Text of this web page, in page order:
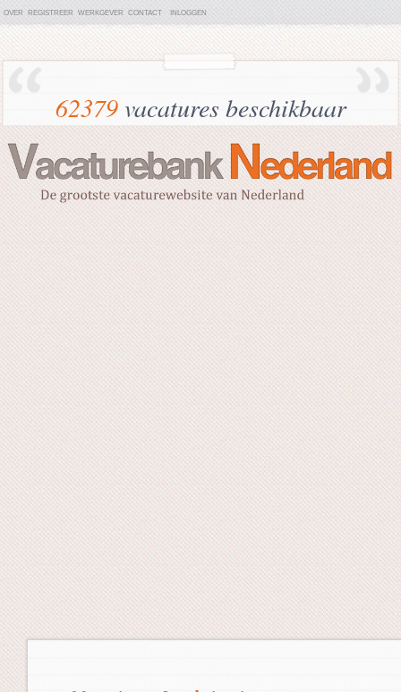
OVER REGISTREER WERKGEVER CONTACT INLOGGEN
62379vacatures beschikbaar